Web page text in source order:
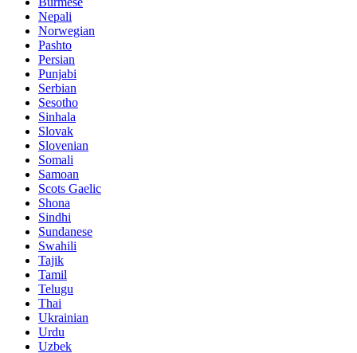
Nepali
Norwegian
Pashto
Persian
Punjabi
Serbian
Sesotho
Sinhala
Slovak
Slovenian
Somali
Samoan
Scots Gaelic
Shona
Sindhi
Sundanese
Swahili
Tajik
Tamil
Telugu
Thai
Ukrainian
Urdu
Uzbek